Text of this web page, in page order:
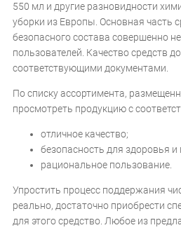
550 мл и другие разновидности
уборки из Европы. Основная часть
безопасного состава совершенно
пользователей. Качество средств
соответствующими документами.
По списку ассортимента,
просмотреть продукцию с
отличное качество;
безопасность для здоровья
рациональное пользование.
Упростить процесс поддержания
реально, достаточно приобрести
для этого средство. Любое из